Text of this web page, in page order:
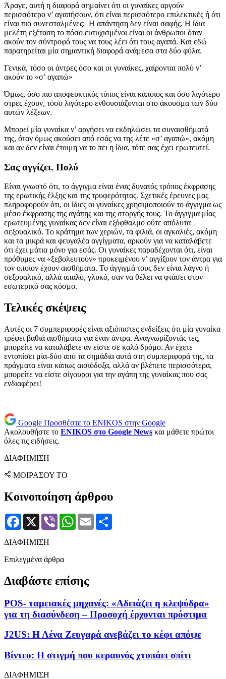
Άραγε, αυτή η διαφορά σημαίνει ότι οι γυναίκες αργούν
περισσότερο ν’ αγαπήσουν, ότι είναι περισσότερο επιλεκτικές ή ότι
είναι πιο συνεσταλμένες; Η απάντηση δεν είναι σαφής. Η ίδια
μελέτη εξέταση το πόσο ευτυχισμένοι είναι οι άνθρωποι όταν
ακούν τον σύντροφό τους να τους λέει ότι τους αγαπά. Και εδώ
παρατηρείται μία σημαντική διαφορά ανάμεσα στα δύο φύλα.
Γενικά, τόσο οι άντρες όσο και οι γυναίκες, χαίρονται πολύ ν’
ακούν το «σ’ αγαπώ»
Όμως, όσο πιο αποφευκτικός τύπος είναι κάποιος και όσο λιγότερο
στρες έχουν, τόσο λιγότερο ενθουσιάζονται στο άκουσμα των δύο
αυτών λέξεων.
Μπορεί μία γυναίκα ν’ αργήσει να εκδηλώσει τα συναισθήματά
της, όταν όμως ακούσει από εσάς να της λέτε «σ’ αγαπώ», ακόμη
και αν δεν είναι έτοιμη να το πει η ίδια, τότε σας έχει ερωτευτεί.
Σας αγγίζει. Πολύ
Είναι γνωστό ότι, το άγγιγμα είναι ένας δυνατός τρόπος έκφρασης
της ερωτικής έλξης και της τρυφερότητας. Σχετικές έρευνες μας
πληροφορούν ότι, οι ίδιες οι γυναίκες χρησιμοποιούν το άγγιγμα ως
μέσο έκφρασης της αγάπης και της στοργής τους. Το άγγιγμα μίας
ερωτευμένης γυναίκας δεν είναι εξόφθαλμο ούτε απόλυτα
σεξουαλικό. Το κράτημα των χεριών, τα φιλιά, οι αγκαλιές, ακόμη
και τα μικρά και φευγαλέα αγγίγματα, αρκούν για να καταλάβετε
ότι έχει μάτια μόνο για εσάς. Οι γυναίκες παραδέχονται ότι, είναι
πρόθυμες να «ξεβολευτούν» προκειμένου ν’ αγγίξουν τον άντρα για
τον οποίον έχουν αισθήματα. Το άγγιγμά τους δεν είναι λάγνο ή
σεξουαλικό, αλλά απαλό, γλυκό, σαν να θέλει να φτάσει στον
εσωτερικό σας κόσμο.
Τελικές σκέψεις
Αυτές οι 7 συμπεριφορές είναι αξιόπιστες ενδείξεις ότι μία γυναίκα
τρέφει βαθιά αισθήματα για έναν άντρα. Αναγνωρίζοντάς τες,
μπορείτε να καταλάβετε αν είστε σε καλό δρόμο. Αν έχετε
εντοπίσει μία-δύο από τα σημάδια αυτά στη συμπεριφορά της, τα
πράγματα είναι κάπως αισιόδοξα, αλλά αν βλέπετε περισσότερα,
μπορείτε να είστε σίγουροι για την αγάπη της γυναίκας που σας
ενδιαφέρει!
Google Προσθέστε το ENIKOS στην Google
Ακολουθήστε το ENIKOS στο Google News και μάθετε πρώτοι
όλες τις ειδήσεις.
ΔΙΑΦΗΜΙΣΗ
ΜΟΙΡΑΣΟΥ ΤΟ
Κοινοποίηση άρθρου
Facebook
X Viber WhatsApp
Email
ΔΙΑΦΗΜΙΣΗ
Επιλεγμένα άρθρα
Διαβάστε επίσης
POS- ταμειακές μηχανές: «Αδειάζει η κλεψύδρα»
για τη διασύνδεση – Προσοχή έρχονται πρόστιμα
J2US: Η Λένα Ζευγαρά ανεβάζει το κέφι απόψε
Βίντεο: Η στιγμή που κεραυνός χτυπάει σπίτι
ΔΙΑΦΗΜΙΣΗ